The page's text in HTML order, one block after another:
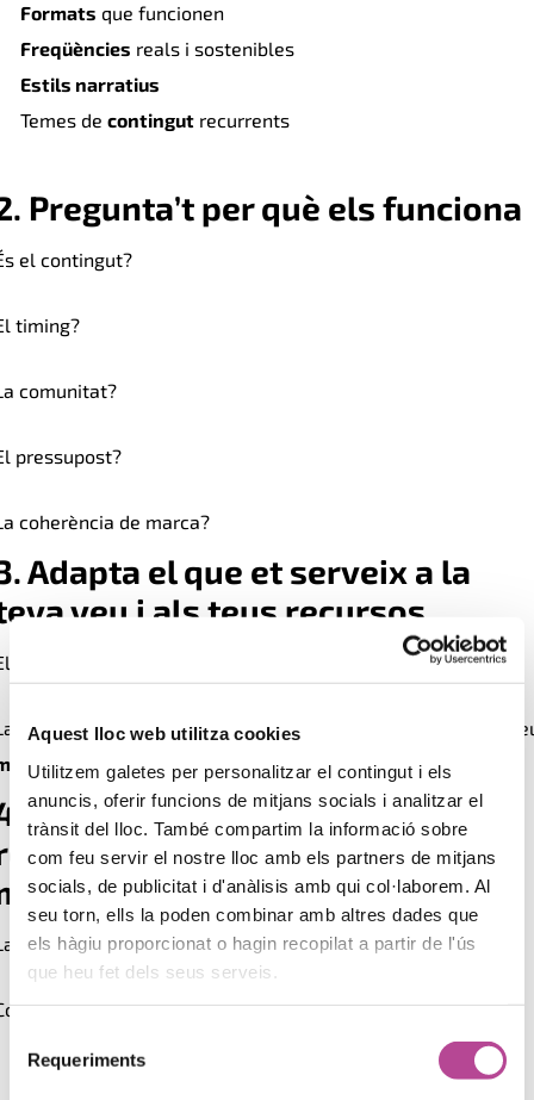
Aquest lloc web utilitza cookies
Utilitzem galetes per personalitzar el contingut i els
anuncis, oferir funcions de mitjans socials i analitzar el
trànsit del lloc. També compartim la informació sobre
com feu servir el nostre lloc amb els partners de mitjans
socials, de publicitat i d'anàlisis amb qui col·laborem. Al
seu torn, ells la poden combinar amb altres dades que
els hàgiu proporcionat o hagin recopilat a partir de l'ús
que heu fet dels seus serveis.
Requeriments
Formats que funcionen
Freqüències reals i sostenibles
Estils narratius
Temes de contingut recurrents
Pregunta’t per què els funciona
el contingut?
timing?
comunitat?
pressupost?
coherència de marca?
Adapta el que et serveix a la
veu i als teus recursos
creixement sostenible no còpia:
clau és aterrar allò après al teu propi
, el
i a la teva capacitat real.
Utilitzar les dades per a
el teu diferencial de
tevaidentitatés el teu major avantatge competitiu
Insights t’ajuda a identificar:
On destaques avui